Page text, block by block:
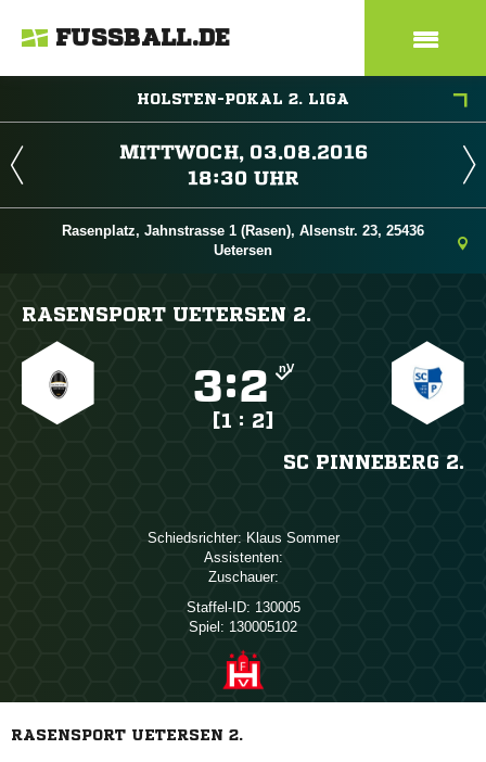
FUSSBALL.DE
HOLSTEN-POKAL 2. LIGA
 
 
Rasenplatz, Jahnstrasse 1 (Rasen), Alsenstr. 23, 25436
Uetersen
RASENSPORT UETERSEN 2.
: nV
[1 : 2]
SC PINNEBERG 2.
Schiedsrichter:  
Assistenten:
Zuschauer:
Staffel-ID: 130005
Spiel: 130005102
RASENSPORT UETERSEN 2.